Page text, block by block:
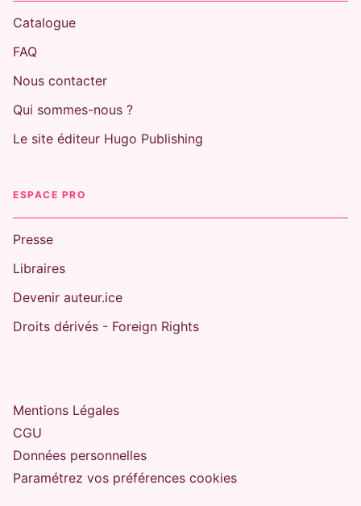
Catalogue
FAQ
Nous contacter
Qui sommes-nous ?
Le site éditeur Hugo Publishing
ESPACE PRO
Presse
Libraires
Devenir auteur.ice
Droits dérivés - Foreign Rights
Mentions Légales
CGU
Données personnelles
Paramétrez vos préférences cookies